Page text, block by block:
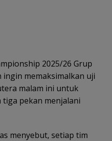
2025/26 Grup
ingin memaksimalkan uji
malam ini untuk
pekan menjalani
menyebut, setiap tim